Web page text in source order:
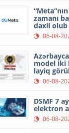
zamanı
daxil olub
06-08-
model iki
layiq
06-08-
DSMF 7
elektron
06-08-